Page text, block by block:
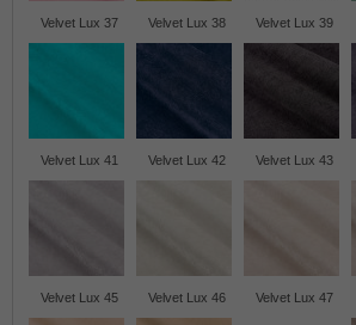
Velvet Lux 37 Velvet Lux 38 Velvet Lux 39
Velvet Lux 41 Velvet Lux 42 Velvet Lux 43
Velvet Lux 45 Velvet Lux 46 Velvet Lux 47